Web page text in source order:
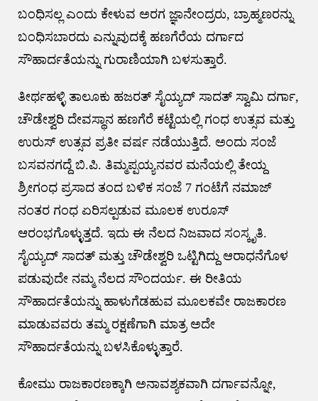
ಬಂಧಿಸಲ್ಲ ಎಂದು ಕೇಳುವ ಅರಗ ಜ್ಞಾನೇಂದ್ರರು, ಬ್ರಾಹ್ಮಣರನ್ನು
ಬಂಧಿಸಬಾರದು ಎನ್ನುವುದಕ್ಕೆ ಹಣಗೆರೆಯ ದರ್ಗಾದ
ಸೌಹಾರ್ದತೆಯನ್ನು ಗುರಾಣಿಯಾಗಿ ಬಳಸುತ್ತಾರೆ.
ತೀರ್ಥಹಳ್ಳಿ ತಾಲೂಕು ಹಜರತ್ ಸೈಯ್ಯದ್ ಸಾದತ್ ಸ್ವಾಮಿ ದರ್ಗಾ,
ಚೌಡೇಶ್ವರಿ ದೇವಸ್ಥಾನ ಹಣಗೆರೆ ಕಟ್ಟೆಯಲ್ಲಿ ಗಂಧ ಉತ್ಸವ ಮತ್ತು
ಉರುಸ್ ಉತ್ಸವ ಪ್ರತೀ ವರ್ಷ ನಡೆಯುತ್ತಿದೆ. ಅಂದು ಸಂಜೆ
ಬಸವನಗದ್ದೆ ಬಿ.ಪಿ. ತಿಮ್ಮಪ್ಪಯ್ಯನವರ ಮನೆಯಲ್ಲಿ ತೇಯ್ದ
ಶ್ರೀಗಂಧ ಪ್ರಸಾದ ತಂದ ಬಳಿಕ ಸಂಜೆ 7 ಗಂಟೆಗೆ ನಮಾಜ್
ನಂತರ ಗಂಧ ಏರಿಸಲ್ಪಡುವ ಮೂಲಕ ಉರೂಸ್
ಆರಂಭಗೊಳ್ಳುತ್ತದೆ. ಇದು ಈ ನೆಲದ ನಿಜವಾದ ಸಂಸ್ಕೃತಿ.
ಸೈಯ್ಯದ್ ಸಾದತ್ ಮತ್ತು ಚೌಡೇಶ್ವರಿ ಒಟ್ಟಿಗಿದ್ದು ಆರಾಧನೆಗೊಳ
ಪಡುವುದೇ ನಮ್ಮ ನೆಲದ ಸೌಂದರ್ಯ. ಈ ರೀತಿಯ
ಸೌಹಾರ್ದತೆಯನ್ನು ಹಾಳುಗೆಡಹುವ ಮೂಲಕವೇ ರಾಜಕಾರಣ
ಮಾಡುವವರು ತಮ್ಮ ರಕ್ಷಣೆಗಾಗಿ ಮಾತ್ರ ಅದೇ
ಸೌಹಾರ್ದತೆಯನ್ನು ಬಳಸಿಕೊಳ್ಳುತ್ತಾರೆ.
ಕೋಮು ರಾಜಕಾರಣಕ್ಕಾಗಿ ಅನಾವಶ್ಯಕವಾಗಿ ದರ್ಗಾವನ್ನೋ,